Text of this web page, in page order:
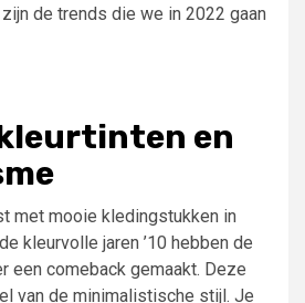
de trends die we in 2022 gaan
en
met mooie kledingstukken in
kleurvolle jaren ’10 hebben de
een comeback gemaakt. Deze
van de minimalistische stijl. Je